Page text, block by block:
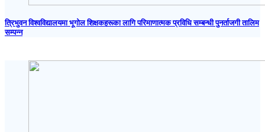
त्रिभुवन विश्वविद्यालयमा भूगोल शिक्षकहरूका लागि परिमाणात्मक प्रविधि सम्बन्धी पुनर्ताजगी तालिम
सम्पन्न